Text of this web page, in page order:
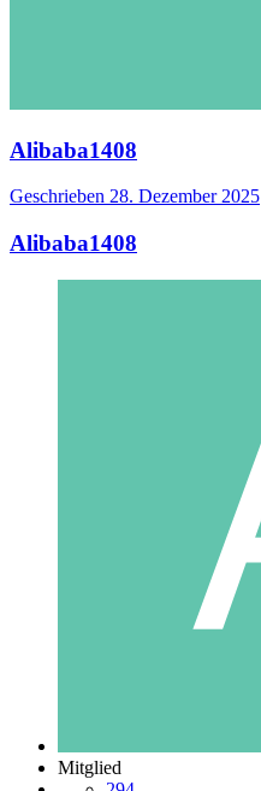
Alibaba1408
Geschrieben 28. Dezember 2025
Alibaba1408
Mitglied